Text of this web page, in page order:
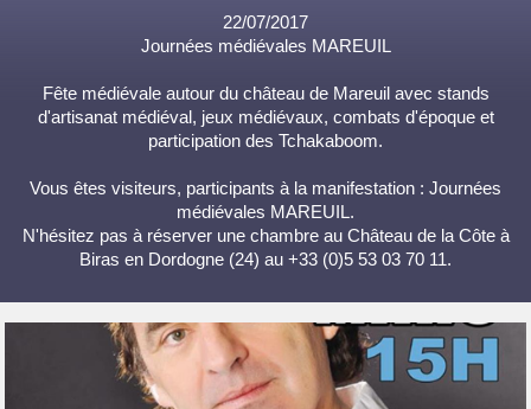
22/07/2017
Journées médiévales MAREUIL
Fête médiévale autour du château de Mareuil avec stands
d'artisanat médiéval, jeux médiévaux, combats d'époque et
participation des Tchakaboom.
Vous êtes visiteurs, participants à la manifestation : Journées
médiévales MAREUIL.
N'hésitez pas à réserver une chambre au Château de la Côte à
Biras en Dordogne (24) au +33 (0)5 53 03 70 11.